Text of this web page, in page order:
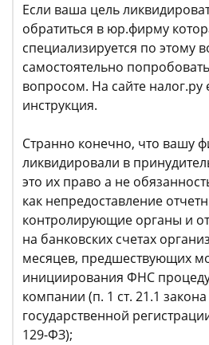
Если ваша цель
обратиться в юр.фирму
специализируется по этому
самостоятельно
вопросом. На сайте налог.ру
инструкция.
Странно конечно, что вашу
ликвидировали в
это их право а не
как непредоставление
контролирующие органы и
на банковских счетах
месяцев, предшествующих
инициирования ФНС
компании (п. 1 ст. 21.1
государственной
129-ФЗ);